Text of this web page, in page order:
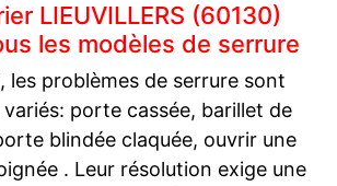
LIEUVILLERS (60130)
les modèles de serrure
les problèmes de serrure sont
porte cassée, barillet de
blindée claquée, ouvrir une
. Leur résolution exige une